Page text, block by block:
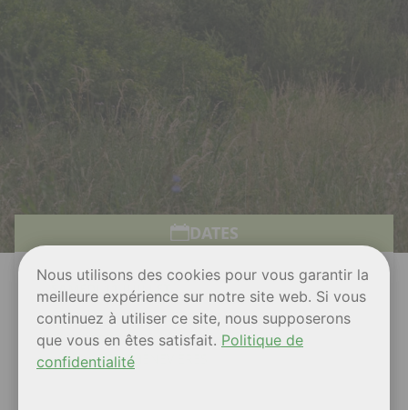
DATES
SAMEDI 11 JUILLET
18H30
L'ARBRESLE
VAL DES CHÈNEVIÈRES
Nous utilisons des cookies pour vous garantir la
meilleure expérience sur notre site web. Si vous
continuez à utiliser ce site, nous supposerons
que vous en êtes satisfait. Politique de
confidentialité